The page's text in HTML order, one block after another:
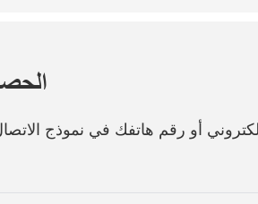
أو رقم هاتفك في نموذج